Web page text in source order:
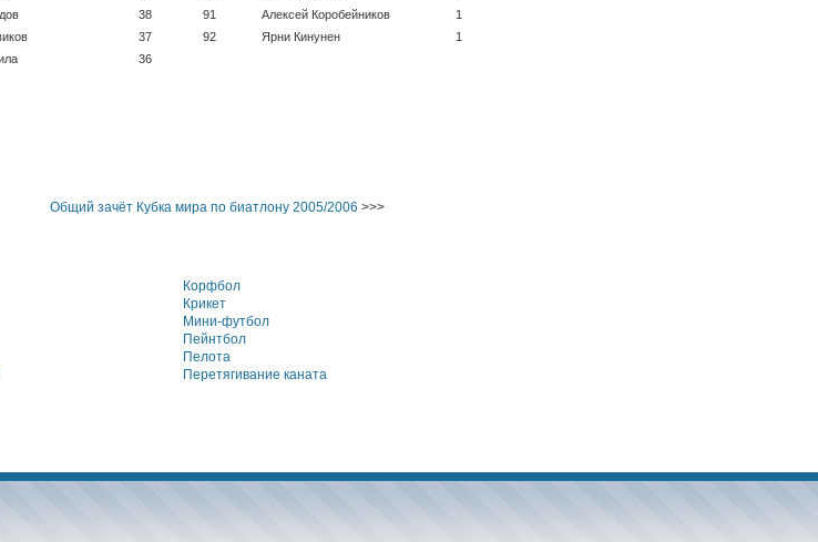
38
37
36
91
Алексей Коробейников
1
92
Ярни Кинунен 1
Общий зачёт Кубка мира по биатлону 2005/2006 >>>
Корфбол
Крикет
Мини-футбол
Пейнтбол
Пелота
Перетягивание каната